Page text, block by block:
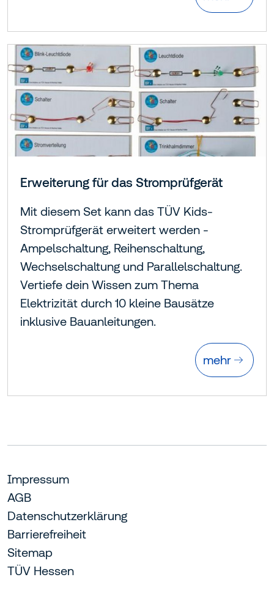
Erweiterung für das Stromprüfgerät
Mit diesem Set kann das TÜV Kids-
Stromprüfgerät erweitert werden -
Ampelschaltung, Reihenschaltung,
Wechselschaltung und Parallelschaltung.
Vertiefe dein Wissen zum Thema
Elektrizität durch 10 kleine Bausätze
inklusive Bauanleitungen.
mehr
Impressum
AGB
Datenschutzerklärung
Barrierefreiheit
Sitemap
TÜV Hessen